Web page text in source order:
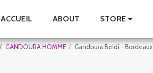
ACCUEIL ABOUT STORE
GANDOURA HOMME Gandoura Beldi - Bordeaux